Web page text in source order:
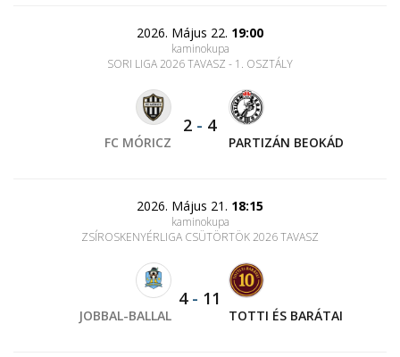
2026. Május 22. 19:00
kaminokupa
SORI LIGA 2026 TAVASZ - 1. OSZTÁLY
FC MÓRICZ
2 - 4
PARTIZÁN BEOKÁD
2026. Május 21. 18:15
kaminokupa
ZSÍROSKENYÉRLIGA CSÜTÖRTÖK 2026 TAVASZ
JOBBAL-BALLAL
4- 11
TOTTI ÉS BARÁTAI